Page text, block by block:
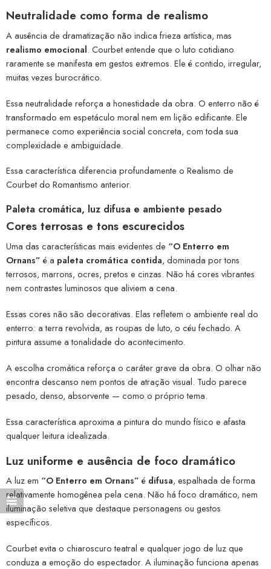
Neutralidade como forma de realismo
A ausência de dramatização não indica frieza artística, mas
realismo emocional. Courbet entende que o luto cotidiano
raramente se manifesta em gestos extremos. Ele é contido, irregular,
muitas vezes burocrático.
Essa neutralidade reforça a honestidade da obra. O enterro não é
transformado em espetáculo moral nem em lição edificante. Ele
permanece como experiência social concreta, com toda sua
complexidade e ambiguidade.
Essa característica diferencia profundamente o Realismo de
Courbet do Romantismo anterior.
Paleta cromática, luz difusa e ambiente pesado
Cores terrosas e tons escurecidos
Uma das características mais evidentes de “O Enterro em
Ornans” é a paleta cromática contida, dominada por tons
terrosos, marrons, ocres, pretos e cinzas. Não há cores vibrantes
nem contrastes luminosos que aliviem a cena.
Essas cores não são decorativas. Elas refletem o ambiente real do
enterro: a terra revolvida, as roupas de luto, o céu fechado. A
pintura assume a tonalidade do acontecimento.
A escolha cromática reforça o caráter grave da obra. O olhar não
encontra descanso nem pontos de atração visual. Tudo parece
pesado, denso, absorvente — como o próprio tema.
Essa característica aproxima a pintura do mundo físico e afasta
qualquer leitura idealizada.
Luz uniforme e ausência de foco dramático
A luz em “O Enterro em Ornans” é difusa, espalhada de forma
relativamente homogênea pela cena. Não há foco dramático, nem
iluminação seletiva que destaque personagens ou gestos
específicos.
Courbet evita o chiaroscuro teatral e qualquer jogo de luz que
conduza a emoção do espectador. A iluminação funciona apenas